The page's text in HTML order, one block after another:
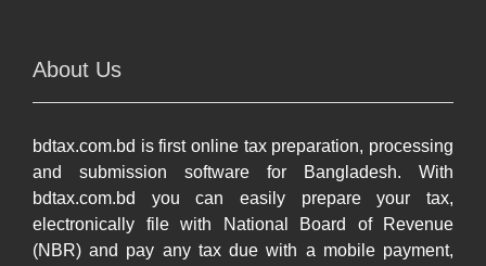
About Us
bdtax.com.bd is first online tax preparation, processing
and submission software for Bangladesh. With
bdtax.com.bd you can easily prepare your tax,
electronically file with National Board of Revenue
(NBR) and pay any tax due with a mobile payment,